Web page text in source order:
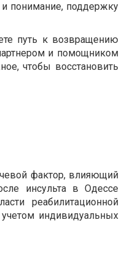
понимание, поддержку
путь к возвращению
и помощником
чтобы восстановить
фактор, влияющий
инсульта в Одессе
реабилитационной
индивидуальных